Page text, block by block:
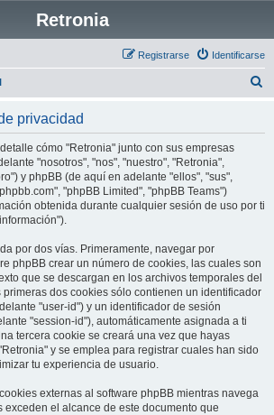
Retronia
Identificarse
Registrarse
privacidad
cómo "Retronia" junto con sus empresas
"nosotros", "nos", "nuestro", "Retronia",
y phpBB (de aquí en adelante "ellos", "sus",
"phpBB Limited", "phpBB Teams")
obtenida durante cualquier sesión de uso por ti
por dos vías. Primeramente, navegar por
phpBB crear un número de cookies, las cuales son
que se descargan en los archivos temporales del
dos cookies sólo contienen un identificador
"user-id") y un identificador de sesión
"session-id"), automáticamente asignada a ti
tercera cookie se creará una vez que hayas
y se emplea para registrar cuales han sido
tu experiencia de usuario.
externas al software phpBB mientras navega
exceden el alcance de este documento que